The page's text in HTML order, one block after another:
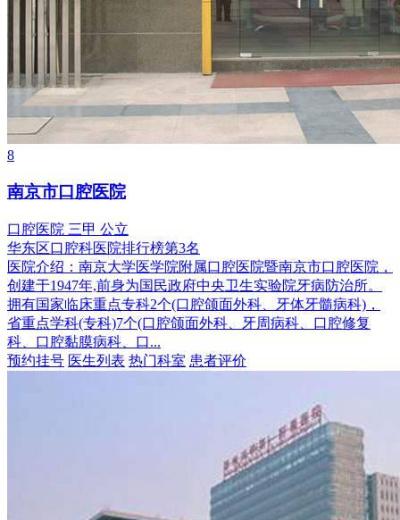
8
南京市口腔医院
口腔医院 三甲 公立
华东区口腔科医院排行榜第3名
医院介绍： 南京大学医学院附属口腔医院暨南京市口腔医院，
创建于1947年,前身为国民政府中央卫生实验院牙病防治所。
拥有国家临床重点专科2个(口腔颌面外科、牙体牙髓病科)，
省重点学科(专科)7个(口腔颌面外科、牙周病科、口腔修复
科、口腔黏膜病科、口...
预约挂号 医生列表 热门科室 患者评价